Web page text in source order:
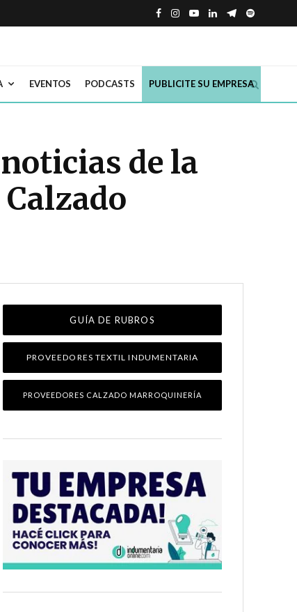
EVENTOS PODCASTS PUBLICITE SU EMPRESA
de la
GUÍA DE RUBROS
PROVEEDORES TEXTIL INDUMENTARIA
PROVEEDORES CALZADO MARROQUINERÍA